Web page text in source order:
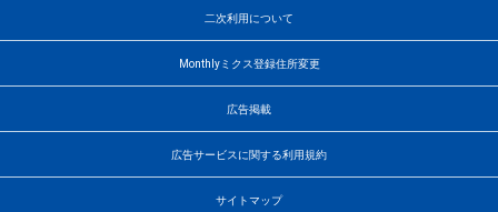
二次利用について
Monthlyミクス登録住所変更
広告掲載
広告サービスに関する利用規約
サイトマップ